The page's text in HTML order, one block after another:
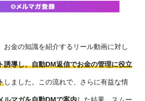
金の知識を紹介するリール動画に対し
誘導し、自動DM返信でお金の管理に役立
しました。この流れで、さらに有益な情